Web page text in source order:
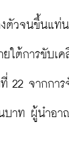
วจนขึ้นแท่น
ใต้การขับเ
22 จากการ
บาท ผู้นำอ